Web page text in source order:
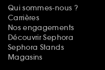
Qui sommes-nous ?
Carrières
Nos engagements
Découvrir Sephora
Sephora Stands
Magasins